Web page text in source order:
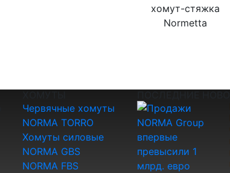
хомут-стяжка
Normetta
Червячные хомуты
NORMA TORRO
Хомуты силовые
NORMA GBS
NORMA FBS